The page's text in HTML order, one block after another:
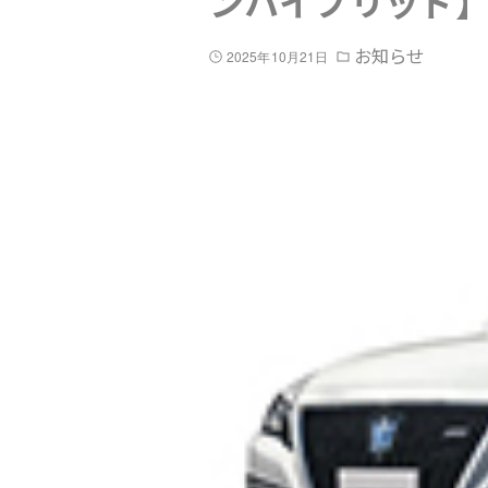
2025年10月21日 お知らせ